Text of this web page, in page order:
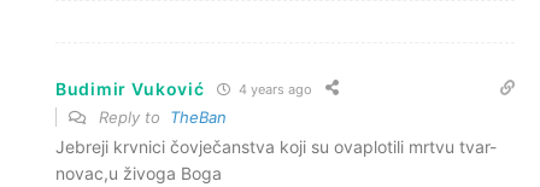
Budimir Vuković 4 years ago
Reply to TheBan
Jebreji krvnici čovječanstva koji su ovaplotili mrtvu tvar-
novac,u živoga Boga